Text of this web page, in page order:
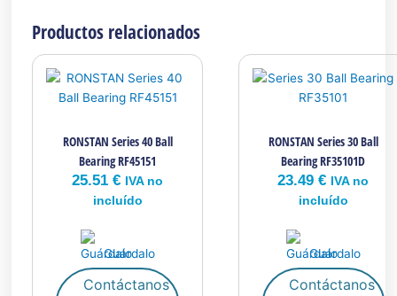
Productos relacionados
RONSTAN Series 40 Ball
Bearing RF45151
25.51€ IVA no
incluído
Guárdalo
Contáctanos
RONSTAN Series 30 Ball
Bearing RF35101D
23.49€ IVA no
incluído
Guárdalo
Contáctanos